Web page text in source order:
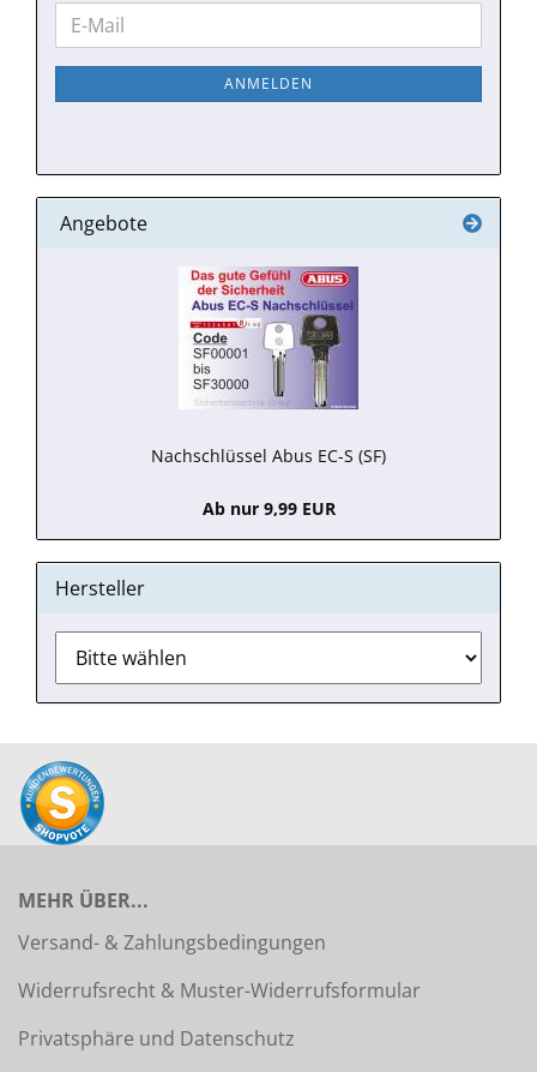
WEITER
ZUR
NEWSLETTER-
E-
Mail
ANMELDEN
Angebote
Nachschlüssel Abus EC-S (SF)
Ab nur 9,99 EUR
Hersteller
MEHR ÜBER...
Versand- & Zahlungsbedingungen
Widerrufsrecht & Muster-Widerrufsformular
Privatsphäre und Datenschutz